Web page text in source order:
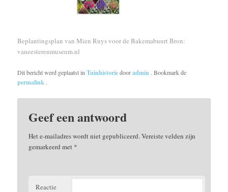
Beplantingsplan van Mien Ruys voor de Bakemabuurt Bron:
vaneesterenmuseum.nl
Dit bericht werd geplaatst inTuinhistoriedooradmin . Bookmark de
permalink .
Geef een antwoord
Het e-mailadres wordt niet gepubliceerd.Vereiste velden zijn
gemarkeerd met *
Reactie